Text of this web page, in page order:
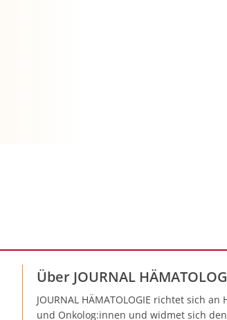
Über JOURNAL
JOURNAL HÄMATOLOGIE richtet sich
und Onkolog:innen und widmet sich